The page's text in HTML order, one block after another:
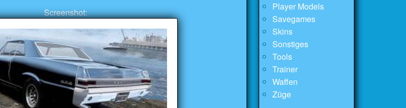
Screenshot:
Player Models
Savegames
Skins
Sonstiges
Tools
Trainer
Waffen
Züge